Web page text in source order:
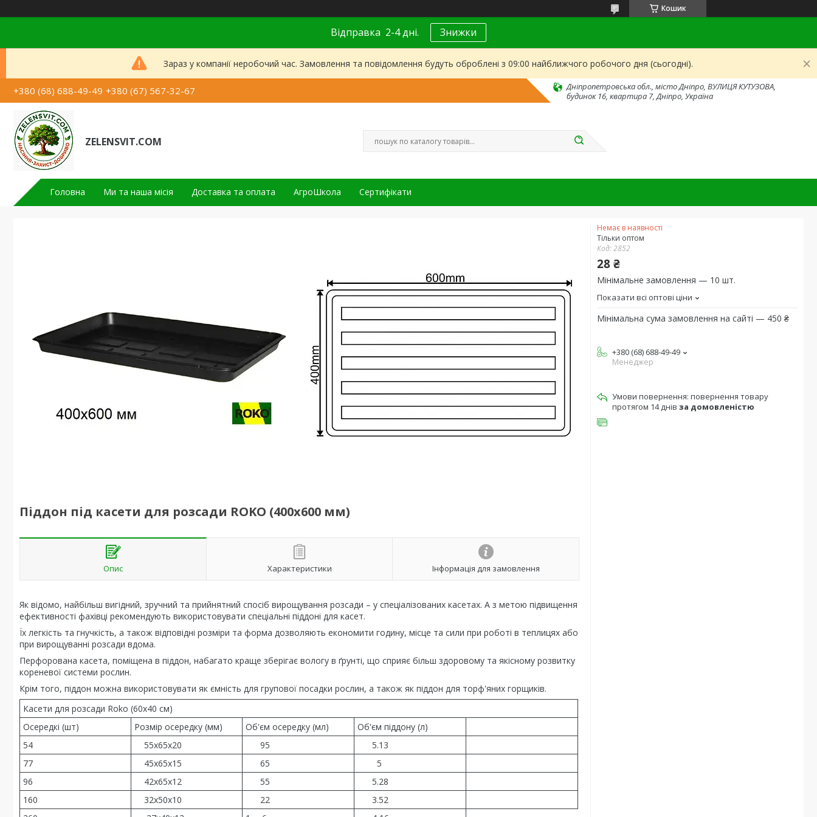
Кошик
Відправка 2-4 дні. Знижки
Зараз у компанії неробочий час. Замовлення та повідомлення будуть оброблені з 09:00 найближчого робочого дня (сьогодні).
+380 (68) 688-49-49 +380 (67) 567-32-67
Дніпропетровська обл., місто Дніпро, ВУЛИЦЯ КУТУЗОВА,
будинок 16, квартира 7, Дніпро, Україна
ZELENSVIT.COM
Головна Ми та наша місія Доставка та оплата АгроШкола Сертифікати
Піддон під касети для розсади ROKO (400х600 мм)
Опис Характеристики Інформація для замовлення
Як відомо, найбільш вигідний, зручний та прийнятний спосіб вирощування розсади – у спеціалізованих касетах. А з метою підвищення
ефективності фахівці рекомендують використовувати спеціальні піддоні для касет.
Їх легкість та гнучкість, а також відповідні розміри та форма дозволяють економити годину, місце та сили при роботі в теплицях або
при вирощуванні розсади вдома.
Перфорована касета, поміщена в піддон, набагато краще зберігає вологу в ґрунті, що сприяє більш здоровому та якісному розвитку
кореневої системи рослин.
Крім того, піддон можна використовувати як ємність для групової посадки рослин, а також як піддон для торф'яних горщиків.
Касети для розсади Roko (60х40 см)
Осередкі (шт)
Розмір осередку (мм) Об'єм осередку (мл)
Об'єм піддону (л)
54
55х65х20 95
5.13
77
45х65х15 65
5
96
42х65х12 55
5.28
160
32х50х10 22
3.52
Немає в наявності
Тільки оптом
Код:2852
28 ₴
Мінімальне замовлення — 10 шт.
Показати всі оптові ціни
Мінімальна сума замовлення на сайті — 450 ₴
+380 (68) 688-49-49
Менеджер
повернення товару
протягом 14 днів за домовленістю